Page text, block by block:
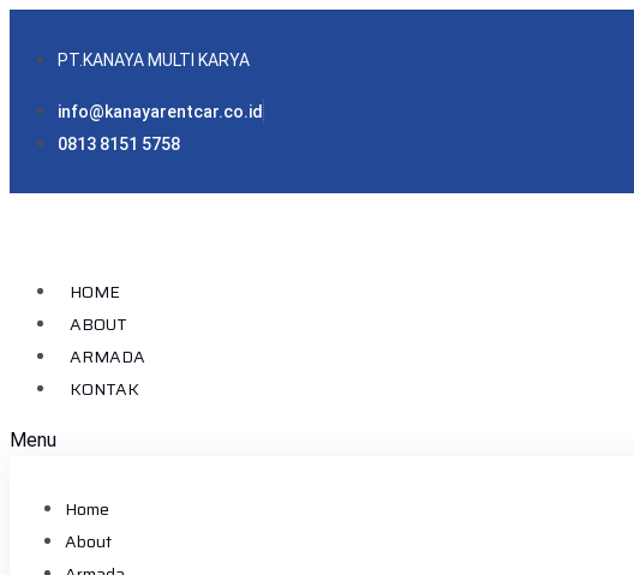
PT.KANAYA MULTI KARYA
info@kanayarentcar.co.id
0813 8151 5758
HOME
ABOUT
ARMADA
KONTAK
Menu
Home
About